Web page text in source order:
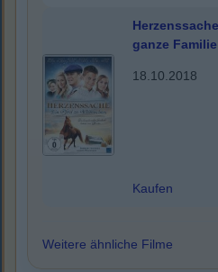
ganze Familie
18.10.2018
Kaufen
Weitere ähnliche Filme